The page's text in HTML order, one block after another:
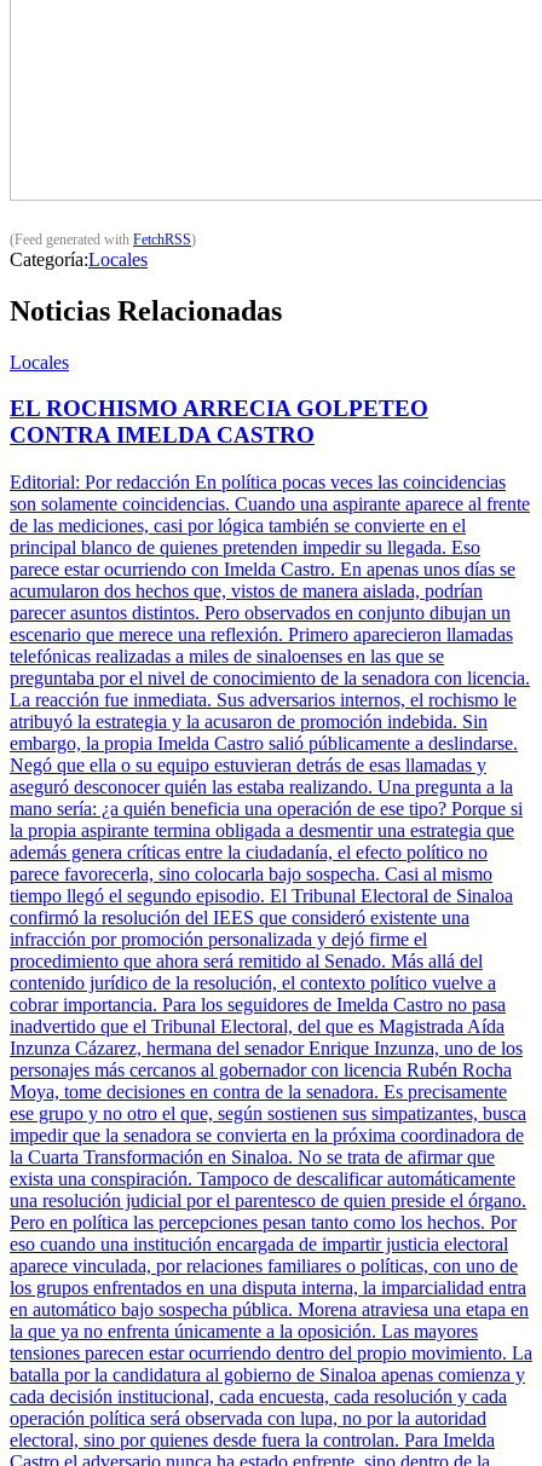
(Feed generated with FetchRSS)
Categoría:Locales
Noticias Relacionadas
Locales
EL ROCHISMO ARRECIA GOLPETEO
CONTRA IMELDA CASTRO
Editorial: Por redacción En política pocas veces las coincidencias
son solamente coincidencias. Cuando una aspirante aparece al frente
de las mediciones, casi por lógica también se convierte en el
principal blanco de quienes pretenden impedir su llegada. Eso
parece estar ocurriendo con Imelda Castro. En apenas unos días se
acumularon dos hechos que, vistos de manera aislada, podrían
parecer asuntos distintos. Pero observados en conjunto dibujan un
escenario que merece una reflexión. Primero aparecieron llamadas
telefónicas realizadas a miles de sinaloenses en las que se
preguntaba por el nivel de conocimiento de la senadora con licencia.
La reacción fue inmediata. Sus adversarios internos, el rochismo le
atribuyó la estrategia y la acusaron de promoción indebida. Sin
embargo, la propia Imelda Castro salió públicamente a deslindarse.
Negó que ella o su equipo estuvieran detrás de esas llamadas y
aseguró desconocer quién las estaba realizando. Una pregunta a la
mano sería: ¿a quién beneficia una operación de ese tipo? Porque si
la propia aspirante termina obligada a desmentir una estrategia que
además genera críticas entre la ciudadanía, el efecto político no
parece favorecerla, sino colocarla bajo sospecha. Casi al mismo
tiempo llegó el segundo episodio. El Tribunal Electoral de Sinaloa
confirmó la resolución del IEES que consideró existente una
infracción por promoción personalizada y dejó firme el
procedimiento que ahora será remitido al Senado. Más allá del
contenido jurídico de la resolución, el contexto político vuelve a
cobrar importancia. Para los seguidores de Imelda Castro no pasa
inadvertido que el Tribunal Electoral, del que es Magistrada Aída
Inzunza Cázarez, hermana del senador Enrique Inzunza, uno de los
personajes más cercanos al gobernador con licencia Rubén Rocha
Moya, tome decisiones en contra de la senadora. Es precisamente
ese grupo y no otro el que, según sostienen sus simpatizantes, busca
impedir que la senadora se convierta en la próxima coordinadora de
la Cuarta Transformación en Sinaloa. No se trata de afirmar que
exista una conspiración. Tampoco de descalificar automáticamente
una resolución judicial por el parentesco de quien preside el órgano.
Pero en política las percepciones pesan tanto como los hechos. Por
eso cuando una institución encargada de impartir justicia electoral
aparece vinculada, por relaciones familiares o políticas, con uno de
los grupos enfrentados en una disputa interna, la imparcialidad entra
en automático bajo sospecha pública. Morena atraviesa una etapa en
la que ya no enfrenta únicamente a la oposición. Las mayores
tensiones parecen estar ocurriendo dentro del propio movimiento. La
batalla por la candidatura al gobierno de Sinaloa apenas comienza y
cada decisión institucional, cada encuesta, cada resolución y cada
operación política será observada con lupa, no por la autoridad
electoral, sino por quienes desde fuera la controlan. Para Imelda